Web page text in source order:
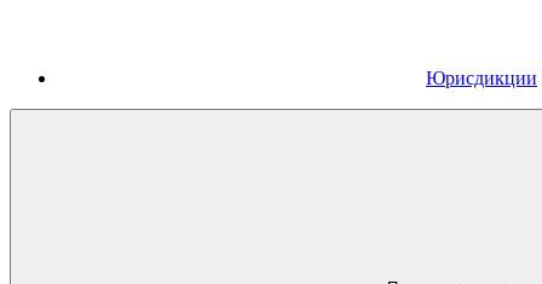
Юрисдикции